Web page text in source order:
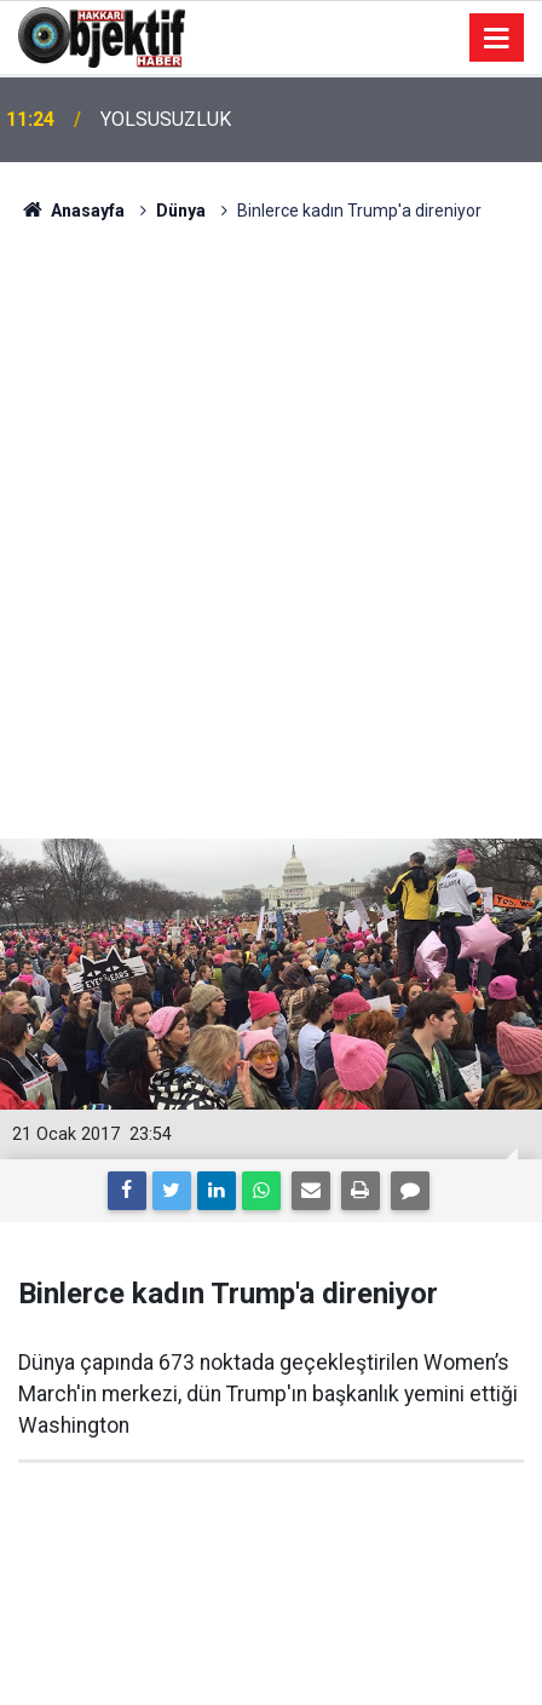
11:24 YOLSUSUZLUK
Anasayfa Dünya Binlerce kadın Trump'a direniyor
23:54
21 Ocak 2017
Binlerce kadın Trump'a direniyor
Dünya çapında 673 noktada geçekleştirilen Women’s
March'in merkezi, dün Trump'ın başkanlık yemini ettiği
Washington